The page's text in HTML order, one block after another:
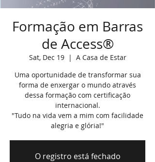
Formação em Barras
de Access®
Sat, Dec 19
  |
A Casa de Estar
Uma oportunidade de transformar sua
forma de enxergar o mundo através
dessa formação com certificação
internacional.
"Tudo na vida vem a mim com facilidade
alegria e glória!"
O registro está fechado